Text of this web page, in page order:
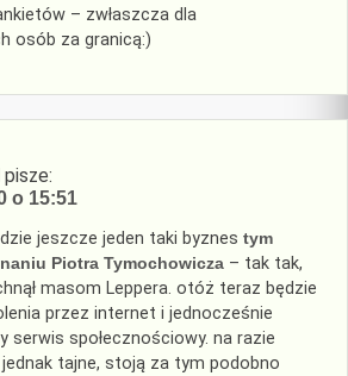
– zwłaszcza dla
osób za granicą:)
pisze:
o 15:51
jeszcze jeden taki byznes tym
Piotra Tymochowicza – tak tak,
masom Leppera. otóż teraz będzie
przez internet i jednocześnie
serwis społecznościowy. na razie
tajne, stoją za tym podobno